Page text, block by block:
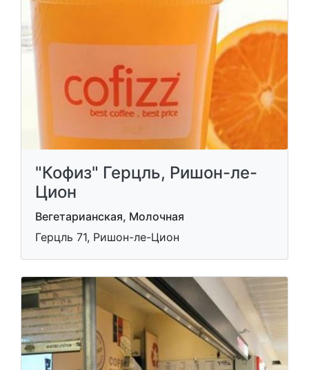
"Кофиз" Герцль, Ришон-ле-
Цион
Вегетарианская, Молочная
Герцль 71, Ришон-ле-Цион